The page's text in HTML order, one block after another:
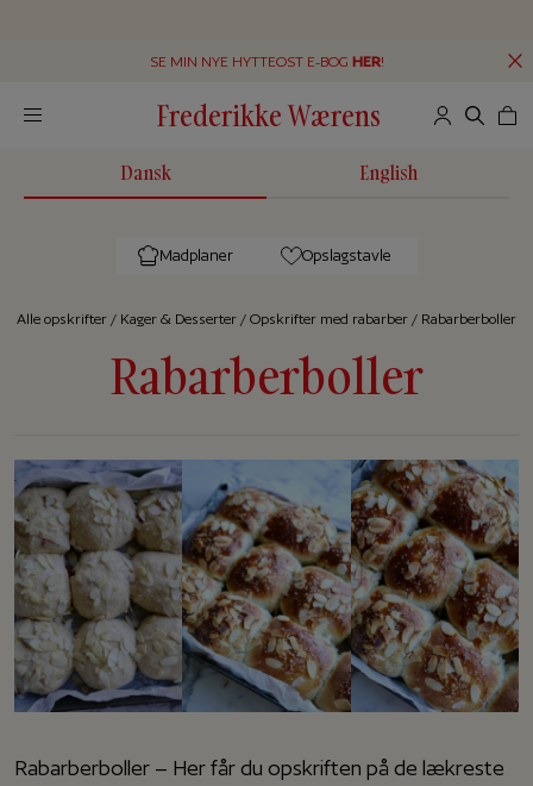
SE MIN NYE HYTTEOST E-BOG HER!
Frederikke Wærens
Dansk English
Madplaner Opslagstavle
Alle op­skrif­ter / Kager & Desserter / Opskrifter med rabarber / Rabarberboller
Rabarberboller
Rabarberboller – Her får du opskriften på de lækreste